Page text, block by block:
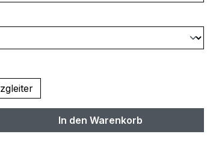
Gib den gewünschten Wert
In den Warenkorb